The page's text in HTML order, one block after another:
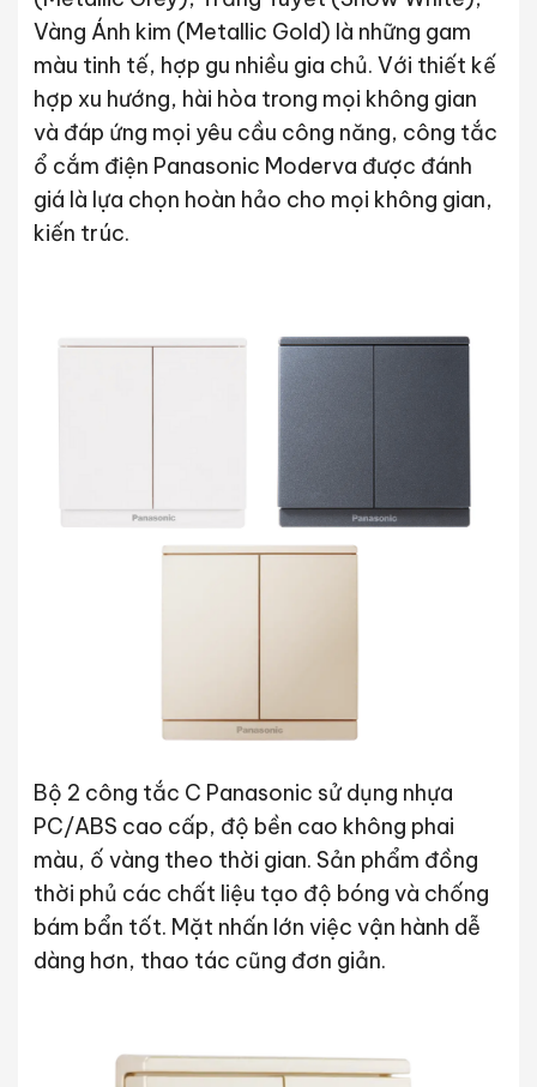
Vàng Ánh kim (Metallic Gold) là những gam
màu tinh tế, hợp gu nhiều gia chủ. Với thiết kế
hợp xu hướng, hài hòa trong mọi không gian
và đáp ứng mọi yêu cầu công năng, công tắc
ổ cắm điện Panasonic Moderva được đánh
giá là lựa chọn hoàn hảo cho mọi không gian,
kiến trúc.
Bộ 2 công tắc C Panasonic sử dụng nhựa
PC/ABS cao cấp, độ bền cao không phai
màu, ố vàng theo thời gian. Sản phẩm đồng
thời phủ các chất liệu tạo độ bóng và chống
bám bẩn tốt. Mặt nhấn lớn việc vận hành dễ
dàng hơn, thao tác cũng đơn giản.